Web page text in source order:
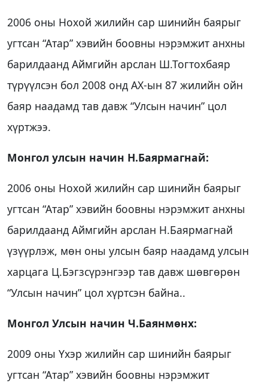
2006 оны Нохой жилийн сар шинийн баярыг
угтсан “Атар” хэвийн боовны нэрэмжит анхны
барилдаанд Аймгийн арслан Ш.Тогтохбаяр
түрүүлсэн бол 2008 онд АХ-ын 87 жилийн ойн
баяр наадамд тав давж “Улсын начин” цол
хүртжээ.
Монгол улсын начин Н.Баярмагнай:
2006 оны Нохой жилийн сар шинийн баярыг
угтсан “Атар” хэвийн боовны нэрэмжит анхны
барилдаанд Аймгийн арслан Н.Баярмагнай
үзүүрлэж, мөн оны улсын баяр наадамд улсын
харцага Ц.Бэгзсүрэнгээр тав давж шөвгөрөн
“Улсын начин” цол хүртсэн байна..
Монгол Улсын начин Ч.Баянмөнх:
2009 оны Үхэр жилийн сар шинийн баярыг
угтсан “Атар” хэвийн боовны нэрэмжит